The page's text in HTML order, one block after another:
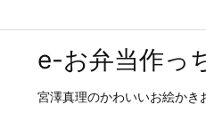
e-お弁当作っ
宮澤真理のかわいいお絵かき